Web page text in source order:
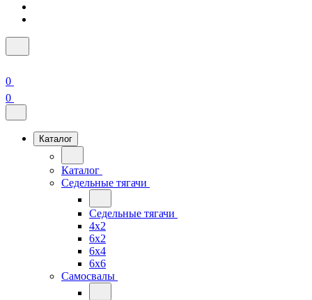
0
0
Каталог
Каталог
Седельные тягачи
Седельные тягачи
4x2
6x2
6x4
6x6
Самосвалы